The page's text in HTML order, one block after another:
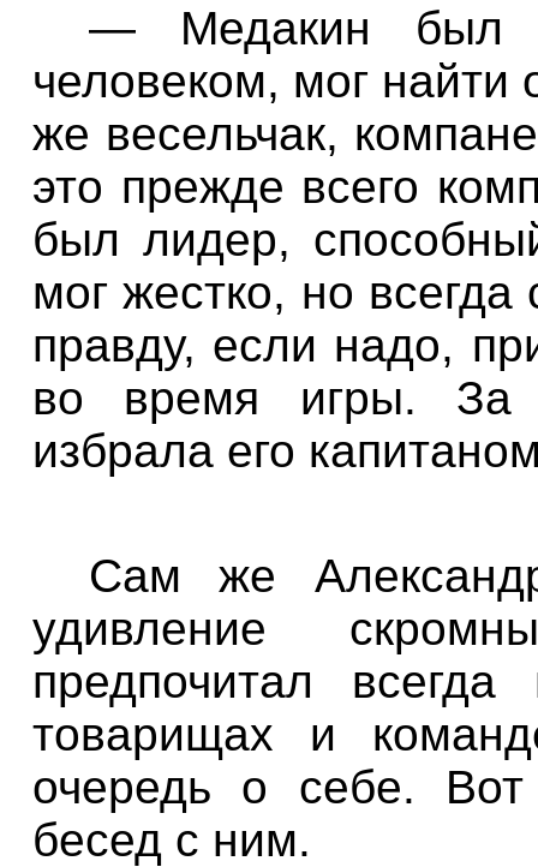
— Медакин был
человеком, мог
же весельчак,
это прежде всего
был лидер,
мог жестко, но
правду, если надо,
во время игры. За
избрала его
Сам же
удивление
предпочитал
товарищах и
очередь о себе. Вот
бесед с ним.